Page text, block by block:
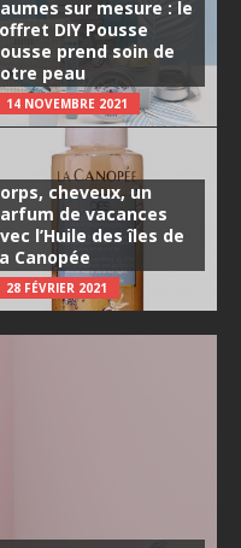
sur mesure : le
DIY Pousse
prend soin de
peau
14 NOVEMBRE 2021
cheveux, un
de vacances
l’Huile des îles de
Canopée
28 FÉVRIER 2021